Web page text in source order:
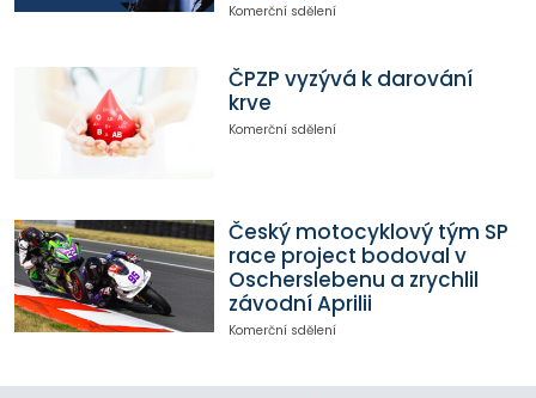
Komerční sdělení
ČPZP vyzývá k darování
krve
Komerční sdělení
Český motocyklový tým SP
race project bodoval v
Oscherslebenu a zrychlil
závodní Aprilii
Komerční sdělení